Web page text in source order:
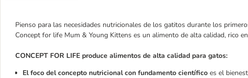
Pienso para las necesidades nutricionales de los gatitos durante los
Concept for life Mum & Young Kittens es un alimento de alta calidad, rico
CONCEPT FOR LIFE produce alimentos de alta calidad para gatos:
El foco del concepto nutricional con fundamento científico es el